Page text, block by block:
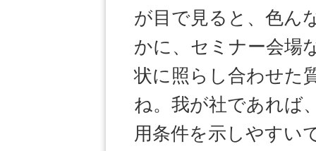
が目で見ると、色ん
かに、セミナー会場
状に照らし合わせた
ね。我が社であれば
用条件を示しやすい